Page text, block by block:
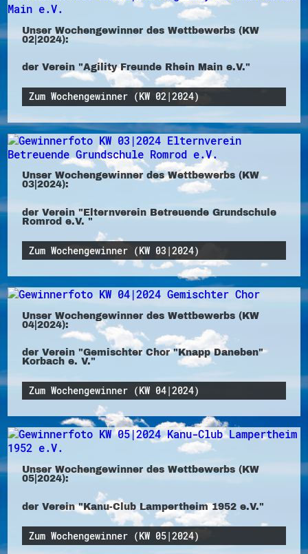
Unser Wochengewinner des Wettbewerbs (KW
02|2024):
der Verein "Agility Freunde Rhein Main e.V."
Zum Wochengewinner (KW 02|2024)
Unser Wochengewinner des Wettbewerbs (KW
03|2024):
der Verein "Elternverein Betreuende Grundschule
Romrod e.V. "
Zum Wochengewinner (KW 03|2024)
Unser Wochengewinner des Wettbewerbs (KW
04|2024):
der Verein "Gemischter Chor "Knapp Daneben"
Korbach e. V."
Zum Wochengewinner (KW 04|2024)
Unser Wochengewinner des Wettbewerbs (KW
05|2024):
der Verein "Kanu-Club Lampertheim 1952 e.V."
Zum Wochengewinner (KW 05|2024)